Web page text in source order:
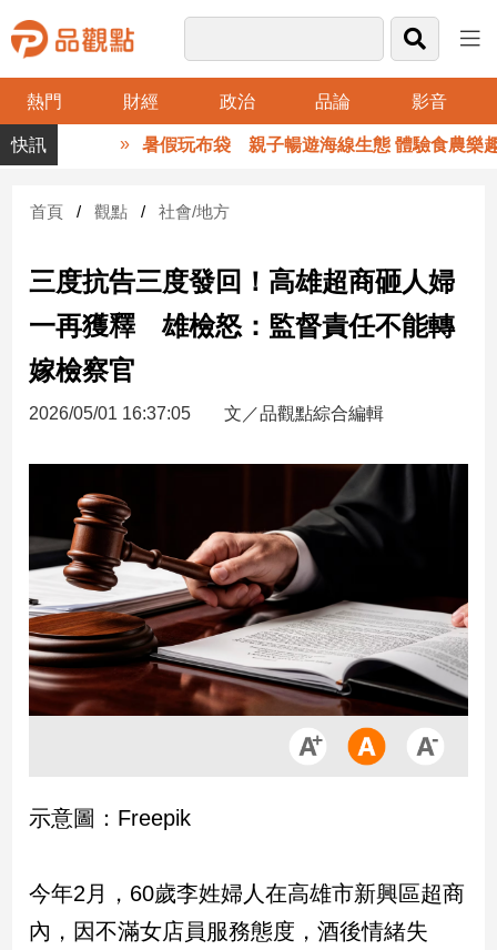
熱門 財經 政治 品論 影音
品
觀
財
台
財
經
新
房
品
觀
政
焦
點
品
暑假玩布袋 親子暢遊海線生態 體驗食農樂趣
首頁 觀點 社會/地方
三度抗告三度發回！高雄超商砸人婦
一再獲釋 雄檢怒：監督責任不能轉
嫁檢察官
2026/05/01 16:37:05 文／品觀點綜合編輯
示意圖：Freepik
今年2月，60歲李姓婦人在高雄市新興區超商
內，因不滿女店員服務態度，酒後情緒失